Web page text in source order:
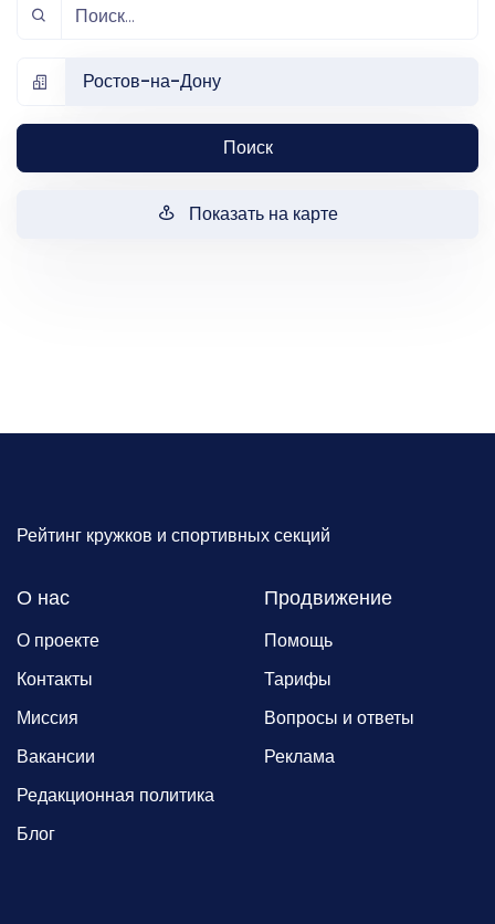
Ростов-на-Дону
Поиск
Показать на карте
Рейтинг кружков и спортивных секций
О нас
О проекте
Контакты
Миссия
Вакансии
Редакционная политика
Блог
Продвижение
Помощь
Тарифы
Вопросы и ответы
Реклама